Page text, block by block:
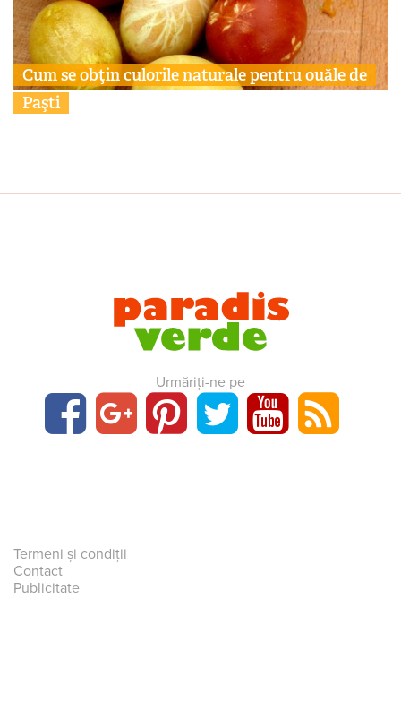
Cum se obţin culorile naturale pentru ouăle de
Paşti
Urmăriți-ne pe
Termeni și condiții
Contact
Publicitate